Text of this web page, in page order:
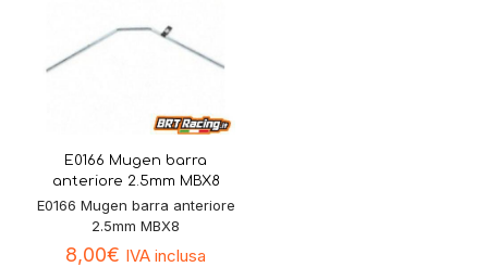
E0166 Mugen barra
anteriore 2.5mm MBX8
E0166 Mugen barra anteriore
2.5mm MBX8
8,00€ IVA inclusa